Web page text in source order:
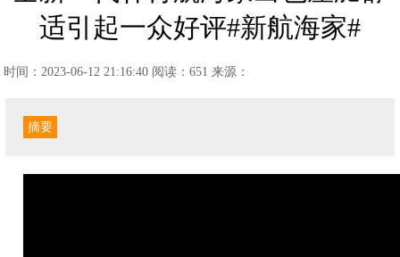
适引起一众好评#新航海家#
时间：2023-06-12 21:16:40 阅读：651 来源：
摘要